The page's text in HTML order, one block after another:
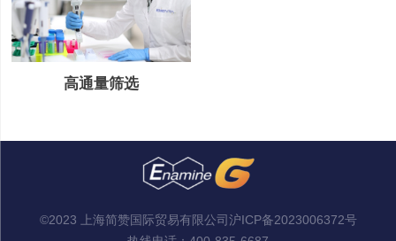
高通量筛选
©2023 上海简赞国际贸易有限公司 沪ICP备2023006372号